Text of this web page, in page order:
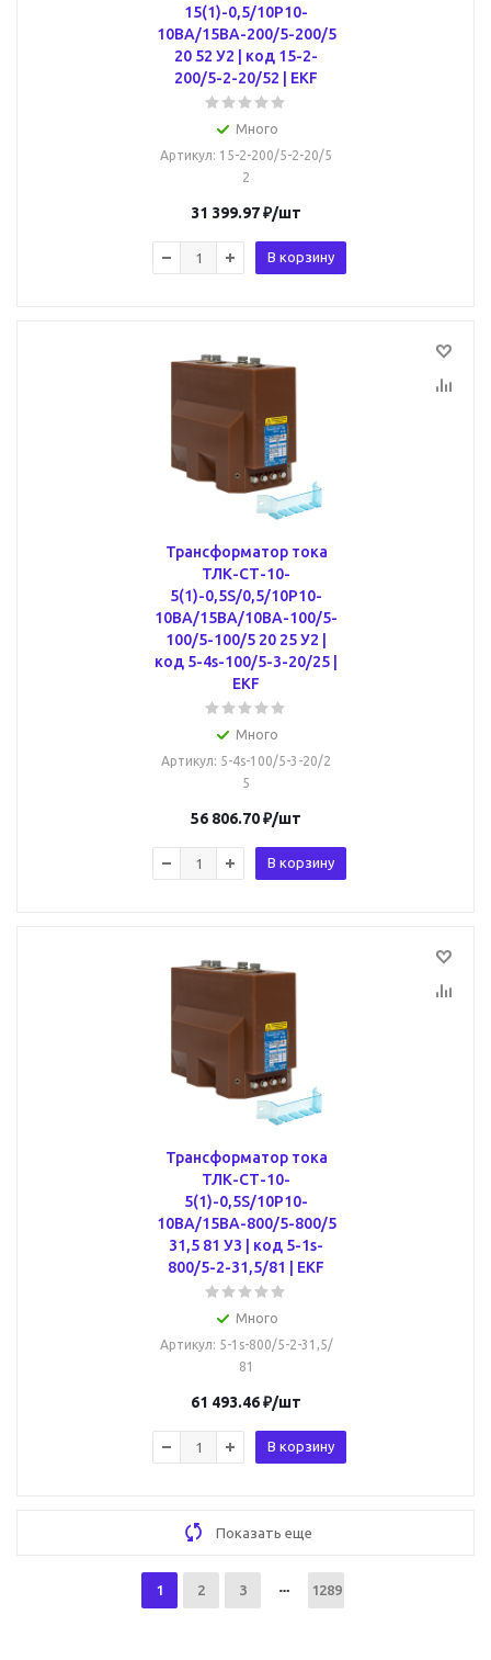
15(1)-0,5/10Р10-
10ВА/15ВА-200/5-200/5
20 52 У2 | код 15-2-
200/5-2-20/52 | EKF
Много
Артикул: 15-2-200/5-2-20/5
2
31 399.97₽/шт
В корзину
Трансформатор тока
ТЛК-СТ-10-
5(1)-0,5S/0,5/10Р10-
10ВА/15ВА/10ВА-100/5-
100/5-100/5 20 25 У2 |
код 5-4s-100/5-3-20/25 |
EKF
Много
Артикул: 5-4s-100/5-3-20/2
5
56 806.70₽/шт
В корзину
Трансформатор тока
ТЛК-СТ-10-
5(1)-0,5S/10P10-
10ВА/15ВА-800/5-800/5
31,5 81 У3 | код 5-1s-
800/5-2-31,5/81 | EKF
Много
Артикул: 5-1s-800/5-2-31,5/
81
61 493.46₽/шт
В корзину
Показать еще
1 2 3 1289